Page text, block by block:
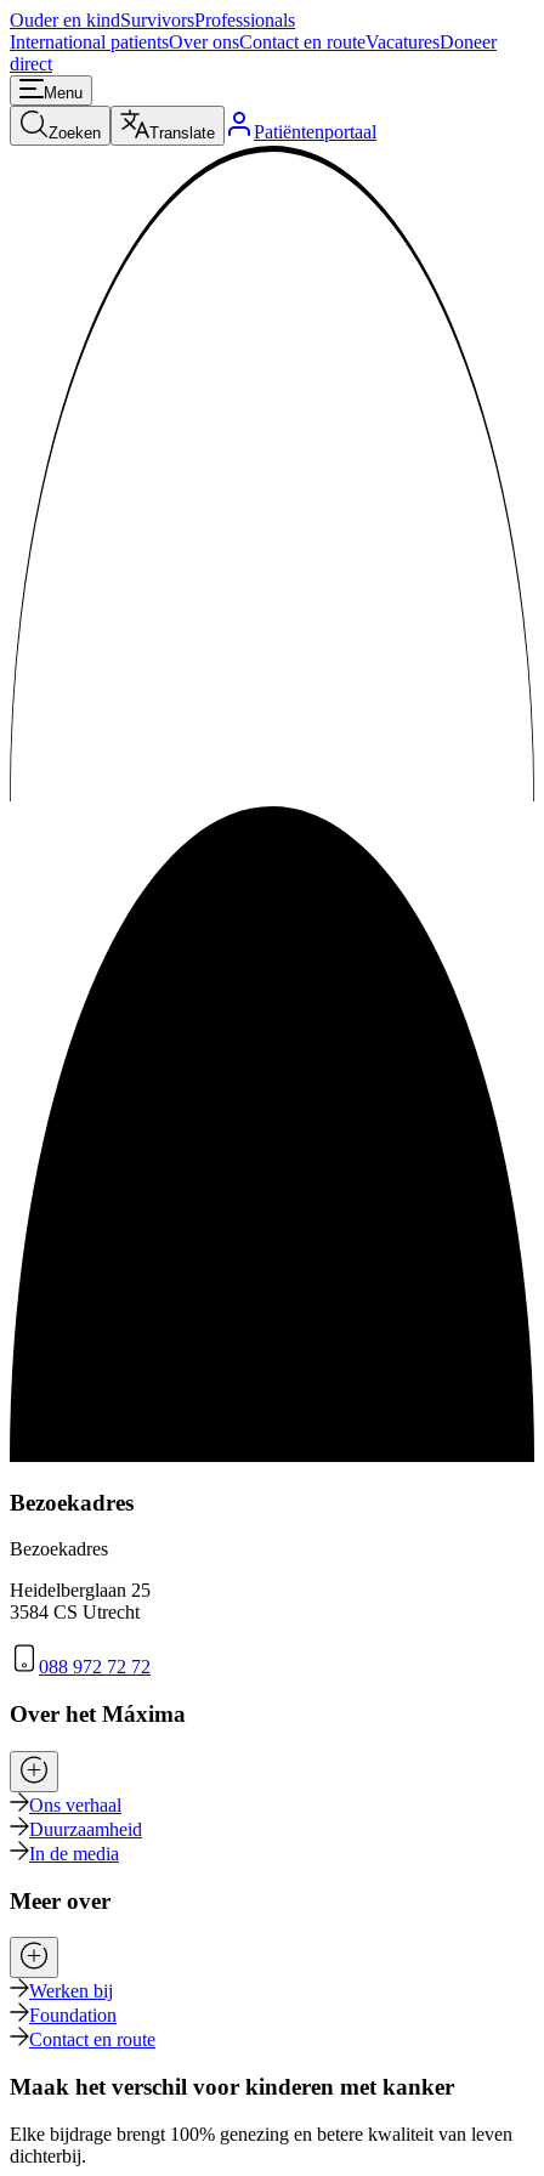
Ouder en kindSurvivorsProfessionals
International patientsOver onsContact en routeVacaturesDoneer
direct
Menu
Zoeken Translate Patiëntenportaal
Bezoekadres
Bezoekadres
Heidelberglaan 25
3584 CS Utrecht
088 972 72 72
Over het Máxima
Ons verhaal
Duurzaamheid
In de media
Meer over
Werken bij
Foundation
Contact en route
Maak het verschil voor kinderen met kanker
Elke bijdrage brengt 100% genezing en betere kwaliteit van leven
dichterbij.